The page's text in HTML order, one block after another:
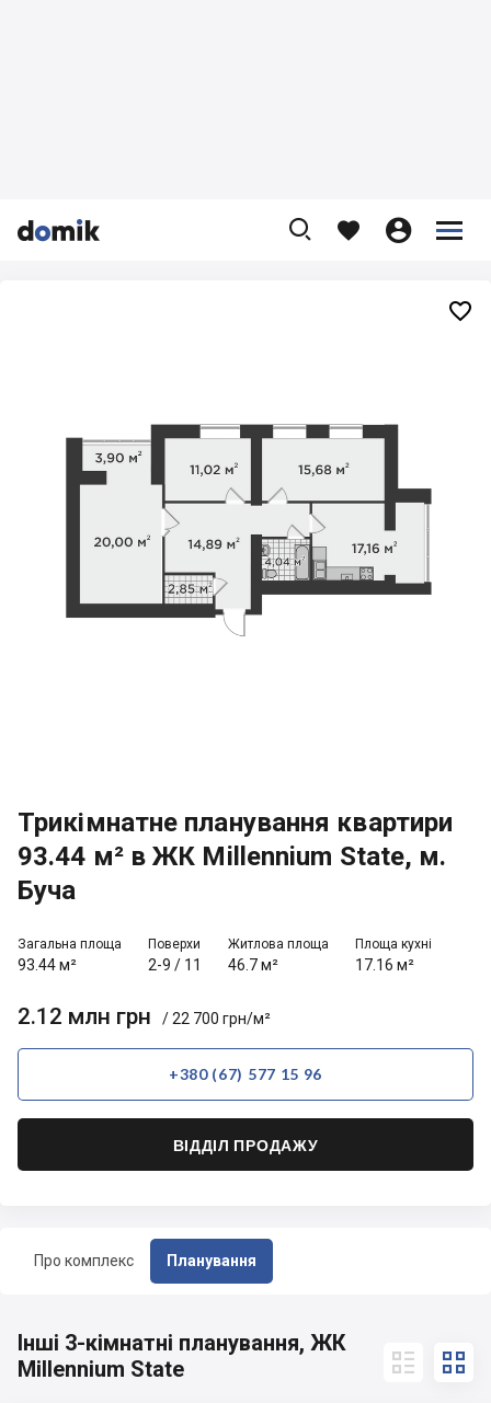


    


Про комплекс Планування
Трикімнатне планування квартири
93.44 м² в ЖК Millennium State, м.
Буча
Загальна площа
93.44 м²
Поверхи
2-9 / 11
Житлова площа
46.7 м²
Площа кухні
17.16 м²
2.12 млн грн / 22 700 грн/м²
+380 (67) 577 15 96
ВІДДІЛ ПРОДАЖУ

Інші 3-кімнатні планування, ЖК
Millennium State
 